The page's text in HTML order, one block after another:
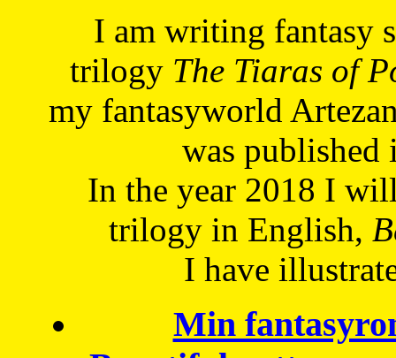
I am writing fantasy
trilogy The Tiaras of
my fantasyworld
was published
In the year 2018 I
trilogy in English,
I have
Min